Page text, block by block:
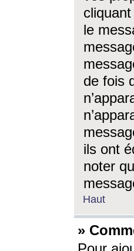
le
de fois
ils ont
noter
Haut
»